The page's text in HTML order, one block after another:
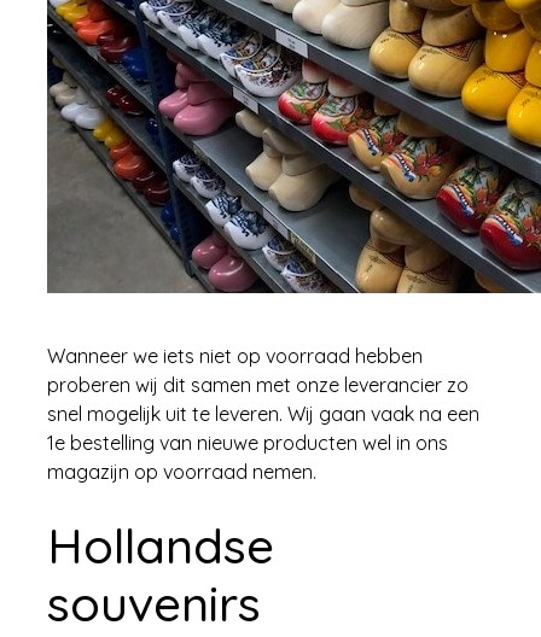
Wanneer we iets niet op voorraad hebben
proberen wij dit samen met onze leverancier zo
snel mogelijk uit te leveren. Wij gaan vaak na een
1e bestelling van nieuwe producten wel in ons
magazijn op voorraad nemen.
Hollandse
souvenirs